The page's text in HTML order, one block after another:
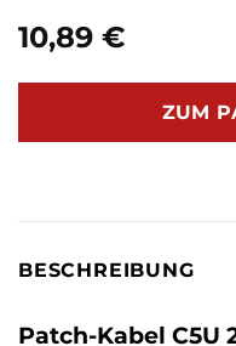
10,89 €
ZUM
BESCHREIBUNG
Patch-Kabel C5U